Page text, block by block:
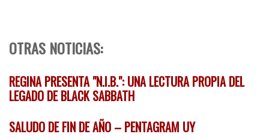
OTRAS NOTICIAS:
REGINA PRESENTA "N.I.B.": UNA LECTURA PROPIA DEL
LEGADO DE BLACK SABBATH
SALUDO DE FIN DE AÑO – PENTAGRAM UY